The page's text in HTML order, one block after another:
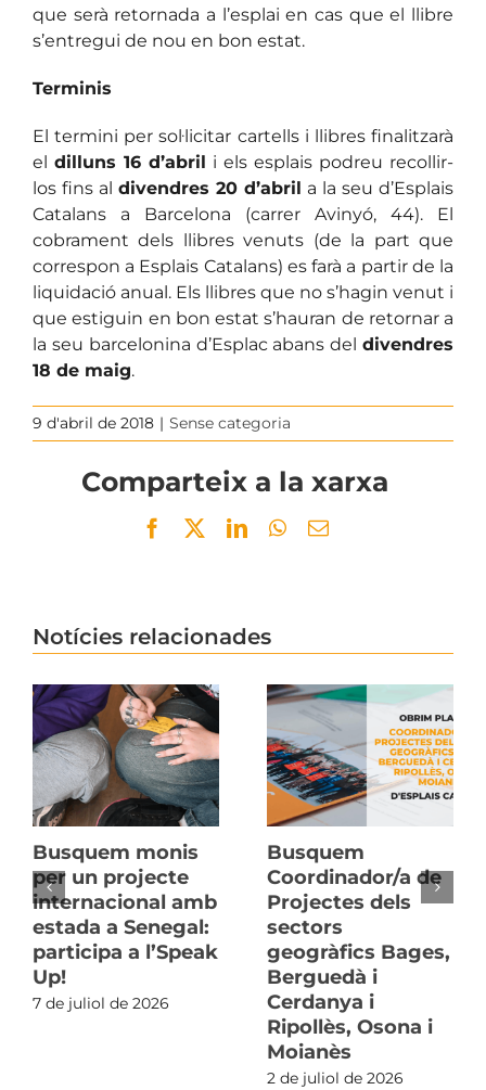
que serà retornada a l’esplai en cas que el llibre
s’entregui de nou en bon estat.
Terminis
El termini per sol·licitar cartells i llibres finalitzarà
el dilluns 16 d’abril i els esplais podreu recollir-
los fins al divendres 20 d’abril a la seu d’Esplais
Catalans a Barcelona (carrer Avinyó, 44). El
cobrament dels llibres venuts (de la part que
correspon a Esplais Catalans) es farà a partir de la
liquidació anual. Els llibres que no s’hagin venut i
que estiguin en bon estat s’hauran de retornar a
la seu barcelonina d’Esplac abans del divendres
18 de maig.
9 d'abril de 2018 | Sense categoria
Comparteix a la xarxa
Facebook
TwitterLinkedInWhatsApp
Email
Notícies relacionades
Busquem monis
per un projecte
internacional amb
estada a Senegal:
participa a l’Speak
Up!
7 de juliol de 2026
Busquem
Coordinador/a de
Projectes dels
sectors
geogràfics Bages,
Berguedà i
Cerdanya i
Ripollès, Osona i
Moianès
2 de juliol de 2026